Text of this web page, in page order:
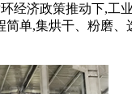
经济政策推动下,
单,集烘干、粉磨、